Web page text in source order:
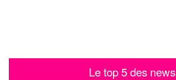
Le top 5 des news